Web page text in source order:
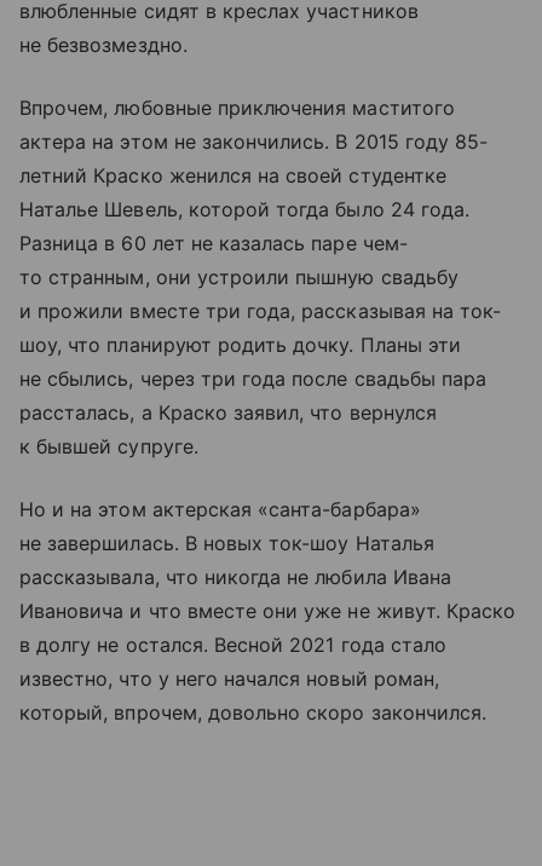
влюбленные сидят в креслах участников
не безвозмездно.
Впрочем, любовные приключения маститого
актера на этом не закончились. В 2015 году 85-
летний Краско женился на своей студентке
Наталье Шевель, которой тогда было 24 года.
Разница в 60 лет не казалась паре чем-
то странным, они устроили пышную свадьбу
и прожили вместе три года, рассказывая на ток-
шоу, что планируют родить дочку. Планы эти
не сбылись, через три года после свадьбы пара
рассталась, а Краско заявил, что вернулся
к бывшей супруге.
Но и на этом актерская «санта-барбара»
не завершилась. В новых ток-шоу Наталья
рассказывала, что никогда не любила Ивана
Ивановича и что вместе они уже не живут. Краско
в долгу не остался. Весной 2021 года стало
известно, что у него начался новый роман,
который, впрочем, довольно скоро закончился.